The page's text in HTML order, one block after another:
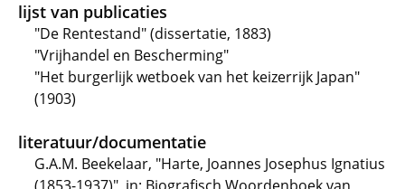
lijst van publicaties
"De Rentestand" (dissertatie, 1883)
"Vrijhandel en Bescherming"
"Het burgerlijk wetboek van het keizerrijk Japan"
(1903)
literatuur/documentatie
G.A.M. Beekelaar, "Harte, Joannes Josephus Ignatius